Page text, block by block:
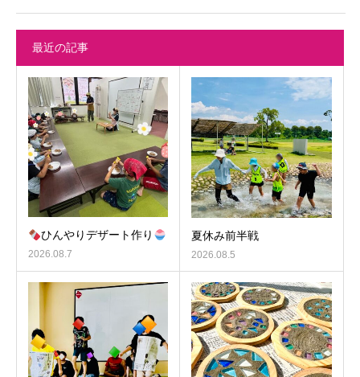
最近の記事
ひんやりデザート作り
2026.08.7
夏休み前半戦
2026.08.5